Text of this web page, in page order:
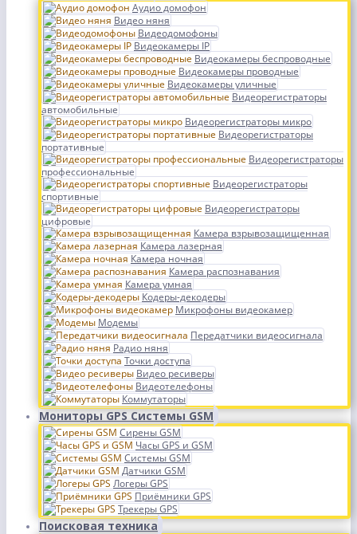
Аудио домофон
Видео няня
Видеодомофоны
Видеокамеры IP
Видеокамеры беспроводные
Видеокамеры проводные
Видеокамеры уличные
Видеорегистраторы
автомобильные
Видеорегистраторы микро
Видеорегистраторы
портативные
Видеорегистраторы
профессиональные
Видеорегистраторы
спортивные
Видеорегистраторы
цифровые
Камера взрывозащищенная
Камера лазерная
Камера ночная
Камера распознавания
Камера умная
Кодеры-декодеры
Микрофоны видеокамер
Модемы
Передатчики видеосигнала
Радио няня
Точки доступа
Видео ресиверы
Видеотелефоны
Коммутаторы
Мониторы GPS Системы GSM
Сирены GSM
Часы GPS и GSM
Системы GSM
Датчики GSM
Логеры GPS
Приёмники GPS
Трекеры GPS
Поисковая техника